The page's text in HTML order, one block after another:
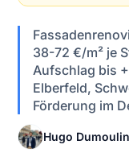
38-72 €/m² je
Aufschlag bis
Elberfeld,
Förderung im
Hugo Dumoulin